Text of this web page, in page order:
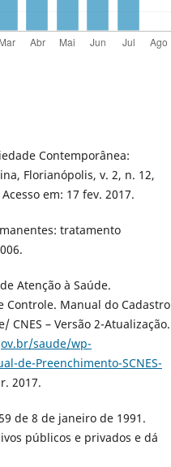
Contemporânea:
Florianópolis, v. 2, n. 12,
em: 17 fev. 2017.
tratamento
Atenção à Saúde.
Controle. Manual do Cadastro
CNES – Versão 2-Atualização.
saude/wp-
de-Preenchimento-SCNES-
2017.
de 8 de janeiro de 1991.
públicos e privados e dá